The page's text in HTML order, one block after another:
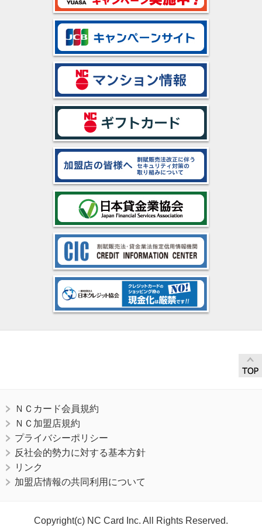
ＮＣカード会員規約
ＮＣ加盟店規約
プライバシーポリシー
反社会的勢力に対する基本方針
リンク
加盟店情報の共同利用について
Copyright(c) NC Card Inc. All Rights Reserved.